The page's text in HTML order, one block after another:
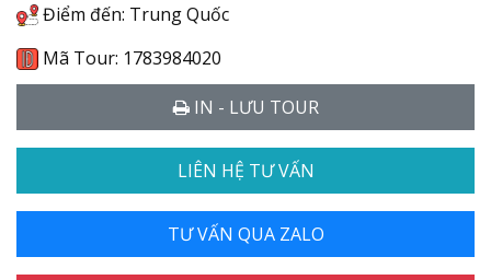
Điểm đến: Trung Quốc
Mã Tour: 1783984020
IN - LƯU TOUR
LIÊN HỆ TƯ VẤN
TƯ VẤN QUA ZALO